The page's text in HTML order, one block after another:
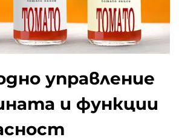
управление
и функции